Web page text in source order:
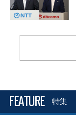
FEATURE 特集